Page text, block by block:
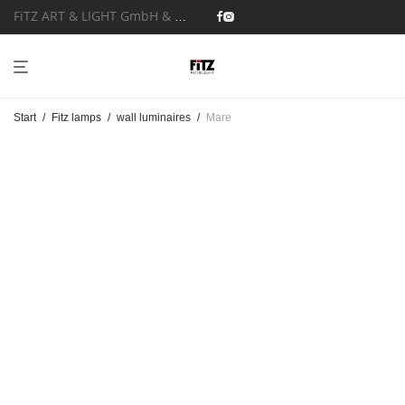
FiTZ ART & LIGHT GmbH & Co. KG
Start / Fitz lamps / wall luminaires / Mare